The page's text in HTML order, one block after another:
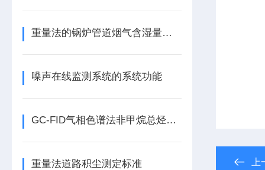
重量法的锅炉管道烟气含湿量的测定方法
噪声在线监测系统的系统功能
GC-FID气相色谱法非甲烷总烃分析仪的工作流程
重量法道路积尘测定标准